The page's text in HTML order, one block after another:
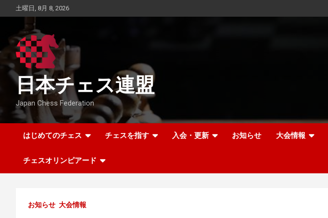
to
土曜日, 8月 8, 2026
日本チェス連盟
Japan Chess Federation
はじめてのチェス チェスを指す 入会・更新 お知らせ 大会情報
チェスオリンピアード
お知らせ 大会情報